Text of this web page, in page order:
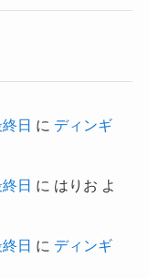
日 に ディンギ
日 に はりお よ
日 に ディンギ